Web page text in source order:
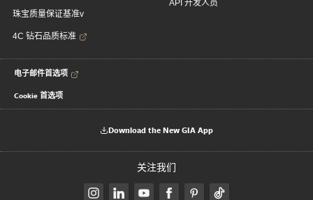
珠宝质量保证基准v
4C 钻石品质标准
API 开发人员
电子邮件首选项
Cookie 首选项
Download the New GIA App
关注我们